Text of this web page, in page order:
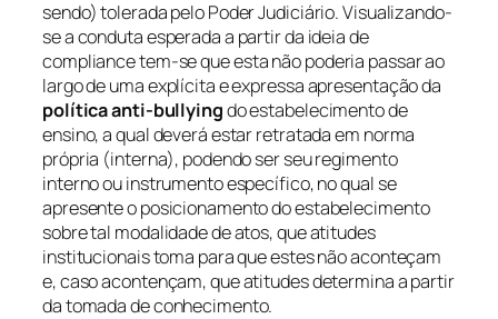
sendo) tolerada pelo Poder Judiciário. Visualizando-
se a conduta esperada a partir da ideia de
compliancetem-se que esta não poderia passar ao
largo de uma explícita e expressa apresentação da
política anti-bullyingdo estabelecimento de
ensino, a qual deverá estar retratada em norma
própria (interna), podendo ser seu regimento
interno ou instrumento específico, no qual se
apresente o posicionamento do estabelecimento
sobre tal modalidade de atos, que atitudes
institucionais toma para que estes não aconteçam
e, caso acontençam, que atitudes determina a partir
da tomada de conhecimento.